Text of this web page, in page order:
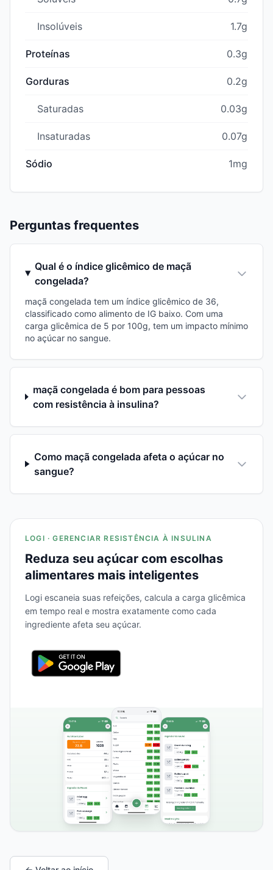
Insolúveis 1.7g
Proteínas 0.3g
Gorduras 0.2g
Saturadas 0.03g
Insaturadas 0.07g
Sódio 1mg
Perguntas frequentes
Qual é o índice glicêmico de maçã
congelada?
maçã congelada tem um índice glicêmico de 36,
classificado como alimento de IG baixo. Com uma
carga glicêmica de 5 por 100g, tem um impacto mínimo
no açúcar no sangue.
maçã congelada é bom para pessoas
com resistência à insulina?
Como maçã congelada afeta o açúcar no
sangue?
LOGI · GERENCIAR RESISTÊNCIA À INSULINA
Reduza seu açúcar com escolhas
alimentares mais inteligentes
Logi escaneia suas refeições, calcula a carga glicêmica
em tempo real e mostra exatamente como cada
ingrediente afeta seu açúcar.